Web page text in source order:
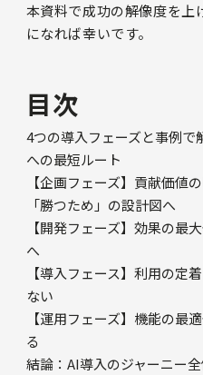
本資料で成功の解像度を上
になれば幸いです。
目次
4つの導入フェーズと事例
への最短ルート
【企画フェーズ】貢献価値
「勝つため」の設計図へ
【開発フェーズ】効果の最
へ
【導入フェース】利用の定
ない
【運用フェーズ】機能の最
る
結論：AI導入のジャーニー